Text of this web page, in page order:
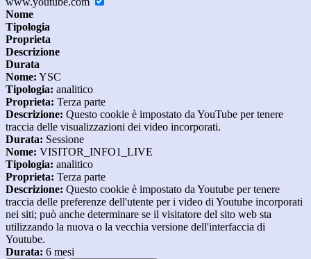
Nome
Tipologia
Proprieta
Descrizione
Durata
Nome: YSC
Tipologia: analitico
Proprieta: Terza parte
Descrizione: Questo cookie è impostato da YouTube per tenere
traccia delle visualizzazioni dei video incorporati.
Durata: Sessione
Nome: VISITOR_INFO1_LIVE
Tipologia: analitico
Proprieta: Terza parte
Descrizione: Questo cookie è impostato da Youtube per tenere
traccia delle preferenze dell'utente per i video di Youtube incorporati
nei siti; può anche determinare se il visitatore del sito web sta
utilizzando la nuova o la vecchia versione dell'interfaccia di
Youtube.
Durata: 6 mesi